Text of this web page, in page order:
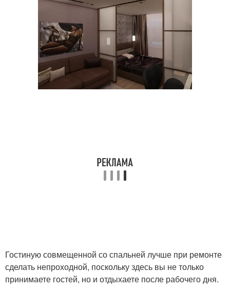
Гостиную совмещенной со спальней лучше при ремонте
сделать непроходной, поскольку здесь вы не только
принимаете гостей, но и отдыхаете после рабочего дня.